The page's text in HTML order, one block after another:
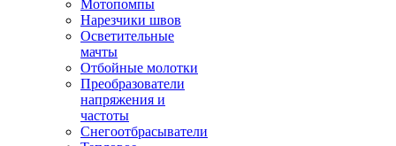
Мотопомпы
Нарезчики швов
Осветительные
мачты
Отбойные молотки
Преобразователи
напряжения и
частоты
Снегоотбрасыватели